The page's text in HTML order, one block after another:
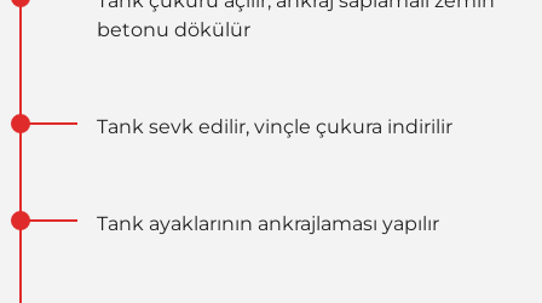
betonu dökülür
Tank sevk edilir, vinçle çukura indirilir
Tank ayaklarının ankrajlaması yapılır